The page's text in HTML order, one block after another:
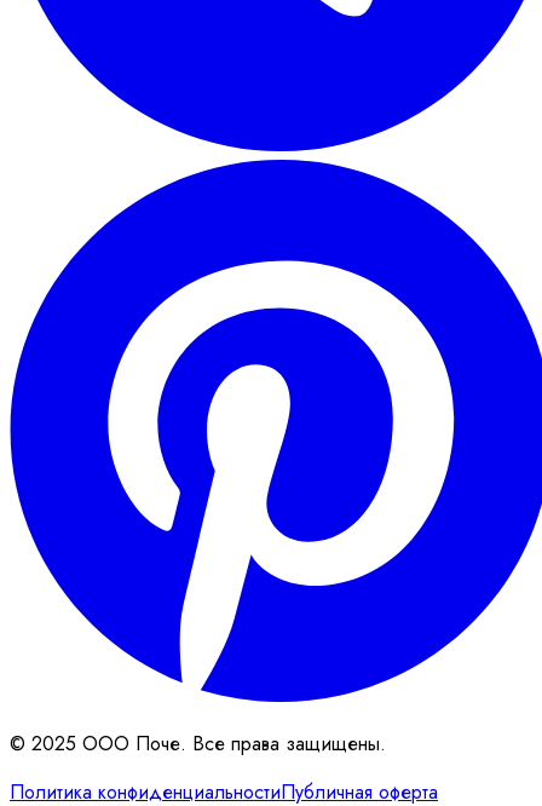
© 2025 ООО Поче. Все права защищены.
Политика конфиденциальностиПубличная оферта